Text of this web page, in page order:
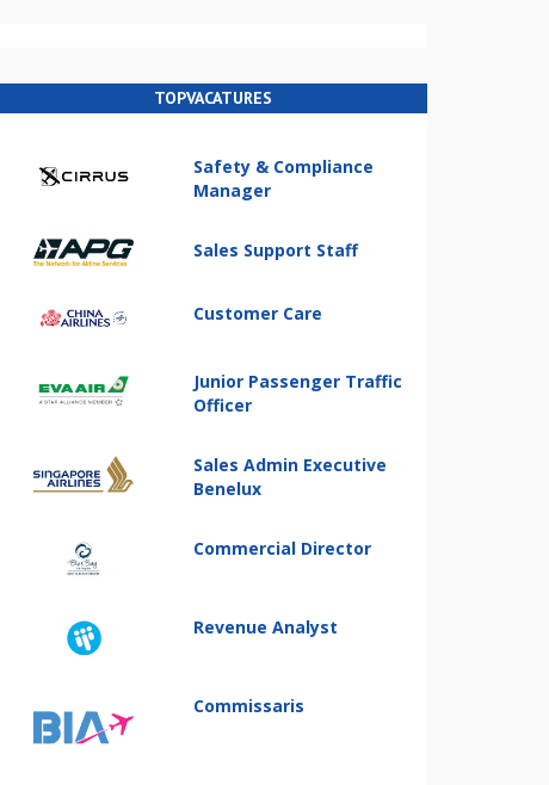
TOPVACATURES
Safety & Compliance
Manager
Sales Support Staff
Customer Care
Junior Passenger Traffic
Officer
Sales Admin Executive
Benelux
Commercial Director
Revenue Analyst
Commissaris